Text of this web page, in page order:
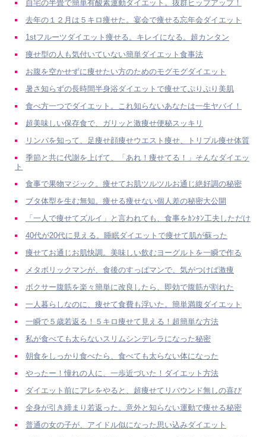
自宅の半畳で簡単有酸素運動ダイエット。抜群ヒップアップ！
去年の１２月は５キロ痩せた。宴会で痩せる忘年会ダイエット
1stフルーツダイエット痩せる。キレイになる。超カンタン
痩せ型の人も気付いていない簡単ダイエット食事法
お腹を空かせずに痩せたい方のためのモグモグダイエット
暑さ知らずの長時間半身浴ダイエットで痩せてぷりぷり美肌
食べ方一つでダイエット。これ知らないあなたは一生ヤバイ！
超美味しい保存食で、ガリッと激痩せ便秘スッキリ
リンパを知って、足痩せ顔痩せウエスト痩せ、トリプル痩せ体質
季節と共に代謝を上げて、「あれ！痩せてる！」そんなダイエッ
ト
食事で果物マジック。痩せてお肌ツルツルお通じ絶好調の秘密
ブタ体型を生む無知。痩せる痩せない個人差の秘密大公開
「一人で痩せてズルイ」と言われても、食事をｶﾝﾀﾝ工夫しただけ
40代が20代に見える。睡眠ダイエットで痩せて肌が蘇った
痩せてお通じお肌快調。美味しい飲むヨーグルトを一瞬で作る
メタボリックマンが、食後のすっぱマンで、気がつけば激痩
ボクサー腹筋を楽々簡単に改良したら、即効で腹筋が割れた
一人暮らしなのに、痩せて食費も浮いた。簡単満腹ダイエット
一瞬で５歳若返る！５キロ痩せて見える！超簡単な方法
私が食べても太らないスリムシンデレラになった秘密
朝食をしっかり食べたら、食べても太らない体になった
やったー！憧れの人に、一歩近づいた！ダイエット方法
ダイエット前にアレをやると、超痩せてリバウンド無しの喜び
全身が引き締まり若返った。意外と知らない運動で痩せる秘密
普通の女の子が、アイドル似になった思い込みダイエット